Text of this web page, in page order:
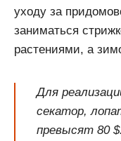
уходу за
заниматься
растениями, а
Для
секатор,
превысят 80